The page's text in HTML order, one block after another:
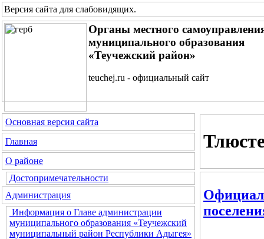
Версия сайта для слабовидящих.
Органы местного
муниципального образования
«Теучежский район»
teuchej.ru - официальный сайт
Основная версия сайта
Главная
О районе
Достопримечательности
Администрация
Информация о Главе администрации
муниципального образования «Теучежский
муниципальный район Республики Адыгея»